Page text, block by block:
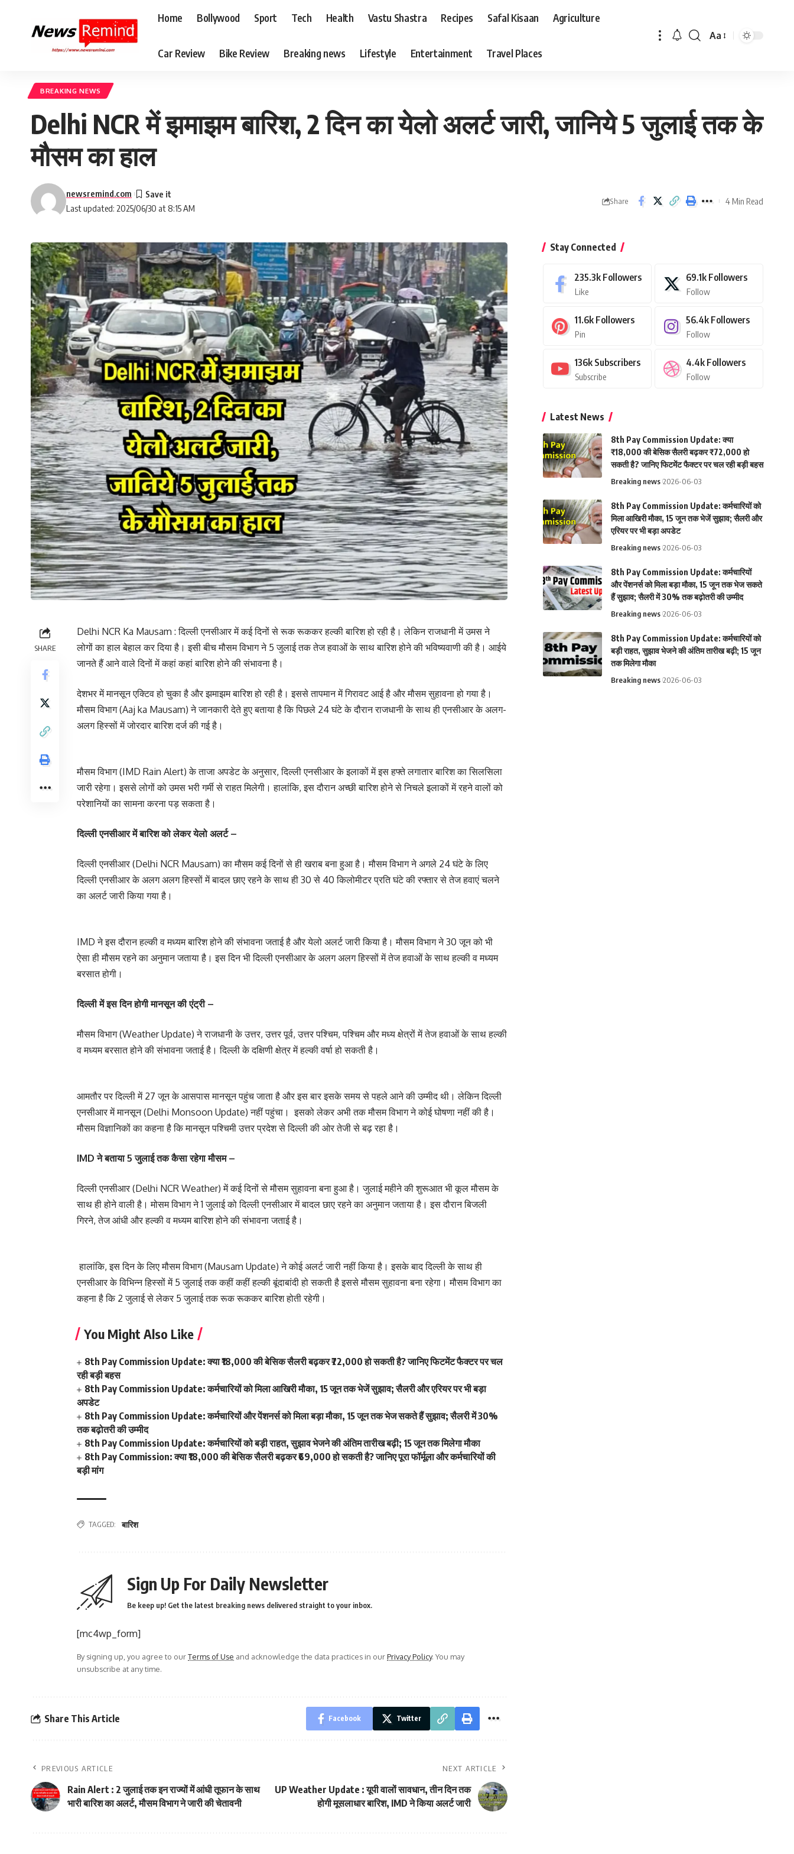
Home Bollywood Sport Tech Health Vastu Shastra Recipes Safal Kisaan Agriculture
Car Review Bike Review Breaking news Lifestyle Entertainment Travel Places
Font
Aa
BREAKING NEWS
Delhi NCR में झमाझम बारिश, 2 दिन का येलो अलर्ट जारी, जानिये 5 जुलाई तक के
मौसम का हाल
Last updated: 2025/06/30 at 8:15 AM
newsremind.com
Share 4 Min Read
SHARE
Delhi NCR Ka Mausam : दिल्ली एनसीआर में कई दिनों से रूक रूककर हल्की बारिश हो रही है। लेकिन राजधानी में उमस ने
लोगों का हाल बेहाल कर दिया है। इसी बीच मौसम विभाग ने 5 जुलाई तक तेज हवाओं के साथ बारिश होने की भविष्यवाणी की है। आईये
जानते हैं आने वाले दिनों में कहां कहां बारिश होने की संभावना है।
देशभर में मानसून एक्टिव हो चुका है और झमाझम बारिश हो रही है। इससे तापमान में गिरावट आई है और मौसम सुहावना हो गया है।
मौसम विभाग (Aaj ka Mausam) ने जानकारी देते हुए बताया है कि पिछले 24 घंटे के दौरान राजधानी के साथ ही एनसीआर के अलग-
अलग हिस्सों में जोरदार बारिश दर्ज की गई है।
मौसम विभाग (IMD Rain Alert) के ताजा अपडेट के अनुसार, दिल्ली एनसीआर के इलाकों में इस हफ्ते लगातार बारिश का सिलसिला
जारी रहेगा। इससे लोगों को उमस भरी गर्मी से राहत मिलेगी। हालांकि, इस दौरान अच्छी बारिश होने से निचले इलाकों में रहने वालों को
परेशानियों का सामना करना पड़ सकता है।
दिल्ली एनसीआर में बारिश को लेकर येलो अलर्ट –
दिल्ली एनसीआर (Delhi NCR Mausam) का मौसम कई दिनों से ही खराब बना हुआ है। मौसम विभाग ने अगले 24 घंटे के लिए
दिल्ली एनसीआर के अलग अलग हिस्सों में बादल छाए रहने के साथ ही 30 से 40 किलोमीटर प्रति घंटे की रफ्तार से तेज हवाएं चलने
का अलर्ट जारी किया गया है।
IMD ने इस दौरान हल्की व मध्यम बारिश होने की संभावना जताई है और येलो अलर्ट जारी किया है। मौसम विभाग ने 30 जून को भी
ऐसा ही मौसम रहने का अनुमान जताया है। इस दिन भी दिल्ली एनसीआर के अलग अलग हिस्सों में तेज हवाओं के साथ हल्की व मध्यम
बरसात होगी।
दिल्ली में इस दिन होगी मानसून की एंट्री –
मौसम विभाग (Weather Update) ने राजधानी के उत्तर, उत्तर पूर्व, उत्तर पश्चिम, पश्चिम और मध्य क्षेत्रों में तेज हवाओं के साथ हल्की
व मध्यम बरसात होने की संभावना जताई है। दिल्ली के दक्षिणी क्षेत्र में हल्की वर्षा हो सकती है।
आमतौर पर दिल्ली में 27 जून के आसपास मानसून पहुंच जाता है और इस बार इसके समय से पहले आने की उम्मीद थी। लेकिन दिल्ली
एनसीआर में मानसून (Delhi Monsoon Update) नहीं पहुंचा। इसको लेकर अभी तक मौसम विभाग ने कोई घोषणा नहीं की है।
मौसम विज्ञानिकों का कहना है कि मानसून पश्चिमी उत्तर प्रदेश से दिल्ली की ओर तेजी से बढ़ रहा है।
IMD ने बताया 5 जुलाई तक कैसा रहेगा मौसम –
दिल्ली एनसीआर (Delhi NCR Weather) में कई दिनों से मौसम सुहावना बना हुआ है। जुलाई महीने की शुरूआत भी कूल मौसम के
साथ ही होने वाली है। मोसम विभाग ने 1 जुलाई को दिल्ली एनसीआर में बादल छाए रहने का अनुमान जताया है। इस दौरान बिजली
गिरने, तेज आंधी और हल्की व मध्यम बारिश होने की संभावना जताई है।
हालांकि, इस दिन के लिए मौसम विभाग (Mausam Update) ने कोई अलर्ट जारी नहीं किया है। इसके बाद दिल्ली के साथ ही
एनसीआर के विभिन्न हिस्सों में 5 जुलाई तक कहीं कहीं हल्की बूंदाबांदी हो सकती है इससे मौसम सुहावना बना रहेगा। मौसम विभाग का
कहना है कि 2 जुलाई से लेकर 5 जुलाई तक रूक रूककर बारिश होती रहेगी।
You Might Also Like
8th Pay Commission Update: क्या ₹18,000 की बेसिक सैलरी बढ़कर ₹72,000 हो सकती है? जानिए फिटमेंट फैक्टर पर चल
रही बड़ी बहस
8th Pay Commission Update: कर्मचारियों को मिला आखिरी मौका, 15 जून तक भेजें सुझाव; सैलरी और एरियर पर भी बड़ा
अपडेट
8th Pay Commission Update: कर्मचारियों और पेंशनर्स को मिला बड़ा मौका, 15 जून तक भेज सकते हैं सुझाव; सैलरी में 30%
तक बढ़ोतरी की उम्मीद
8th Pay Commission Update: कर्मचारियों को बड़ी राहत, सुझाव भेजने की अंतिम तारीख बढ़ी; 15 जून तक मिलेगा मौका
8th Pay Commission: क्या ₹18,000 की बेसिक सैलरी बढ़कर ₹69,000 हो सकती है? जानिए पूरा फॉर्मूला और कर्मचारियों की
बड़ी मांग
TAGGED: बारिश
Sign Up For Daily Newsletter
Be keep up! Get the latest breaking news delivered straight to your inbox.
[mc4wp_form]
By signing up, you agree to ourTerms of Use and acknowledge the data practices in ourPrivacy Policy. You may
unsubscribe at any time.
Share This Article Facebook Twitter
PREVIOUS ARTICLE
Rain Alert : 2 जुलाई तक इन राज्यों में आंधी तूफान के साथ
भारी बारिश का अलर्ट, मौसम विभाग ने जारी की चेतावनी
NEXT ARTICLE
UP Weather Update : यूपी वालों सावधान, तीन दिन तक
होगी मूसलाधार बारिश, IMD ने किया अलर्ट जारी
Stay Connected
235.3k Followers
Like
69.1k Followers
Follow
11.6k Followers
Pin
56.4k Followers
Follow
136k Subscribers
Subscribe
4.4k Followers
Follow
Latest News
8th Pay Commission Update: क्या
₹18,000 की बेसिक सैलरी बढ़कर ₹72,000 हो
सकती है? जानिए फिटमेंट फैक्टर पर चल रही बड़ी बहस
Breaking news 2026-06-03
8th Pay Commission Update: कर्मचारियों को
मिला आखिरी मौका, 15 जून तक भेजें सुझाव; सैलरी और
एरियर पर भी बड़ा अपडेट
Breaking news 2026-06-03
8th Pay Commission Update: कर्मचारियों
और पेंशनर्स को मिला बड़ा मौका, 15 जून तक भेज सकते
हैं सुझाव; सैलरी में 30% तक बढ़ोतरी की उम्मीद
Breaking news 2026-06-03
8th Pay Commission Update: कर्मचारियों को
बड़ी राहत, सुझाव भेजने की अंतिम तारीख बढ़ी; 15 जून
तक मिलेगा मौका
Breaking news 2026-06-03